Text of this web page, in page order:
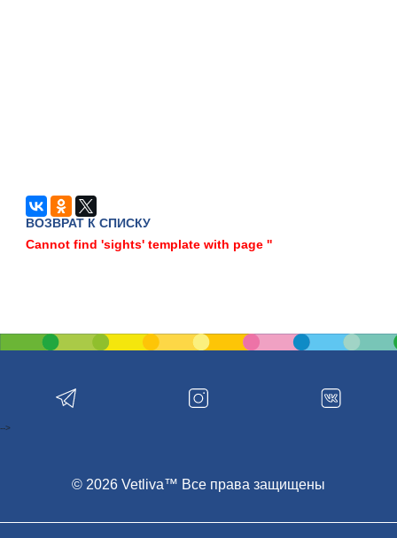
ВОЗВРАТ К СПИСКУ
Cannot find 'sights' template with page ''
© 2026 Vetliva™ Все права защищены
-->